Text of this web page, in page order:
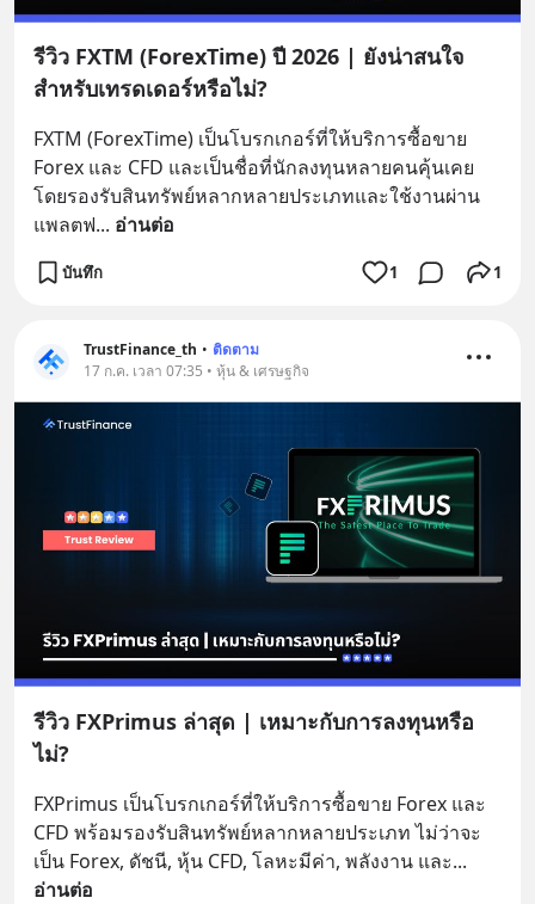
รีวิว FXTM (ForexTime) ปี 2026 | ยังน่าสนใจ
สำหรับเทรดเดอร์หรือไม่?
FXTM (ForexTime) เป็นโบรกเกอร์ที่ให้บริการซื้อขาย
Forex และ CFD และเป็นชื่อที่นักลงทุนหลายคนคุ้นเคย
โดยรองรับสินทรัพย์หลากหลายประเภทและใช้งานผ่าน
แพลตฟ... อ่านต่อ
บันทึก 1 1
TrustFinance_th • ติดตาม
17 ก.ค. เวลา 07:35 • หุ้น & เศรษฐกิจ
รีวิว FXPrimus ล่าสุด | เหมาะกับการลงทุนหรือ
ไม่?
FXPrimus เป็นโบรกเกอร์ที่ให้บริการซื้อขาย Forex และ
CFD พร้อมรองรับสินทรัพย์หลากหลายประเภท ไม่ว่าจะ
เป็น Forex, ดัชนี, หุ้น CFD, โลหะมีค่า, พลังงาน และ
อ่านต่อ